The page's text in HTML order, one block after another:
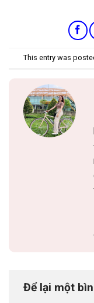
This entry was
Để lại một